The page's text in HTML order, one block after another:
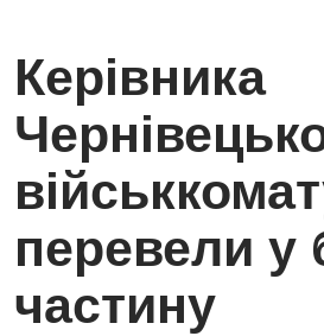
Керівника
перевели у
частину